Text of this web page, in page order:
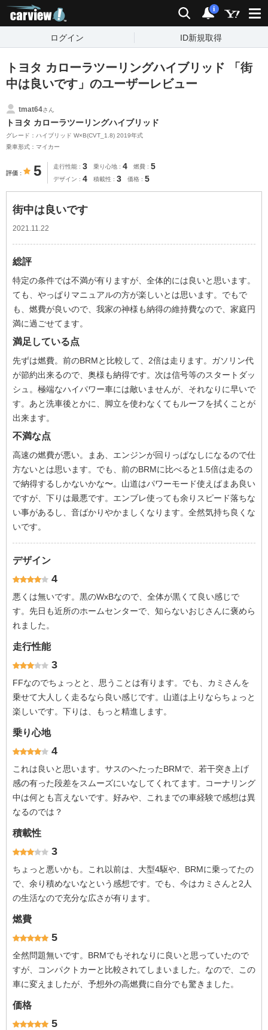
検索 通知
i
ログイン ID新規取得
トヨタ カローラツーリングハイブリッド 「街
中は良いです」のユーザーレビュー
tmat64さん
トヨタ カローラツーリングハイブリッド
グレード：ハイブリッド W×B(CVT_1.8) 2019年式
乗車形式：マイカー
評価 5 走行性能 3 乗り心地 4 燃費 5
デザイン 4 積載性 3 価格 5
街中は良いです
2021.11.22
総評
特定の条件では不満が有りますが、全体的には良いと思います。
ても、やっぱりマニュアルの方が楽しいとは思います。でもで
も、燃費が良いので、我家の神様も納得の維持費なので、家庭円
満に過ごせてます。
満足している点
先ずは燃費。前のBRMと比較して、2倍は走ります。ガソリン代
が節約出来るので、奥様も納得です。次は信号等のスタートダッ
シュ。極端なハイパワー車には敵いませんが、それなりに早いで
す。あと洗車後とかに、脚立を使わなくてもルーフを拭くことが
出来ます。
不満な点
高速の燃費が悪い。まあ、エンジンが回りっぱなしになるので仕
方ないとは思います。でも、前のBRMに比べると1.5倍は走るの
で納得するしかないかな〜。山道はパワーモード使えばまあ良い
ですが、下りは最悪です。エンブレ使っても余りスピード落ちな
い事があるし、音ばかりやかましくなります。全然気持ち良くな
いです。
デザイン
4
悪くは無いです。黒のWxBなので、全体が黒くて良い感じで
す。先日も近所のホームセンターで、知らないおじさんに褒めら
れました。
走行性能
3
FFなのでちょっとと、思うことは有ります。でも、カミさんを
乗せて大人しく走るなら良い感じです。山道は上りならちょっと
楽しいです。下りは、もっと精進します。
乗り心地
4
これは良いと思います。サスのへたったBRMで、若干突き上げ
感の有った段差をスムーズにいなしてくれてます。コーナリング
中は何とも言えないです。好みや、これまでの車経験で感想は異
なるのでは？
積載性
3
ちょっと悪いかも。これ以前は、大型4駆や、BRMに乗ってたの
で、余り積めないなという感想です。でも、今はカミさんと2人
の生活なので充分な広さが有ります。
燃費
5
全然問題無いです。BRMでもそれなりに良いと思っていたので
すが、コンパクトカーと比較されてしまいました。なので、この
車に変えましたが、予想外の高燃費に自分でも驚きました。
価格
5